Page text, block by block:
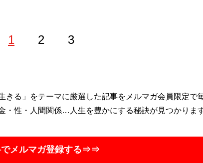
1 2 3
幅広く経営支援を行った経験を活かし、経済や金融に
、映画・ゲームなどエンターテインメント業界
きる」をテーマに厳選した記事をメルマガ会員限定で
・性・人間関係…人生を豊かにする秘訣が見つかりま
でメルマガ登録する⇒⇒